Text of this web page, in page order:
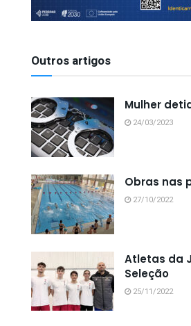
Outros artigos
Mulher
24/03/2023
Obras nas
27/10/2022
Atletas da
Seleção
25/11/2022